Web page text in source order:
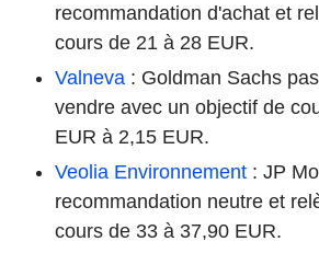
recommandation d'achat et
cours de 21 à 28 EUR.
Valneva : Goldman Sachs
vendre avec un objectif de
EUR à 2,15 EUR.
Veolia Environnement : JP
recommandation neutre et
cours de 33 à 37,90 EUR.